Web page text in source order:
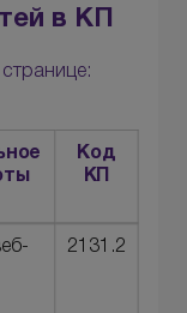
в КП
Код
КП
2131.2